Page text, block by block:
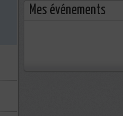
Mes événements